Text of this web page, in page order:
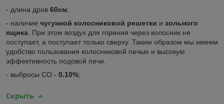
- длина дров 60см;
- наличие чугунной колосниковой решетки и зольного
ящика. При этом воздух для горения через колосник не
поступает, а поступает только сверху. Таким образом мы имеем
удобство пользования колосниковой печью и высокую
эффективность подовой печи.
- выбросы CO - 0.10%;
Скрыть